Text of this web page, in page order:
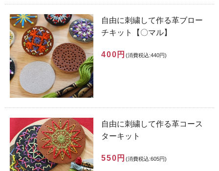
自由に刺繍して作る革ブロー
チキット【〇マル】
400円 (消費税込:440円)
自由に刺繍して作る革コース
ターキット
550円 (消費税込:605円)